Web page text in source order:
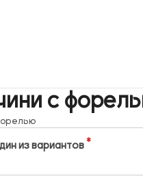
с
из вариантов